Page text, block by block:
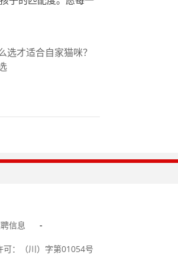
选才适合自家猫咪？
信息 -
：（川）字第01054号